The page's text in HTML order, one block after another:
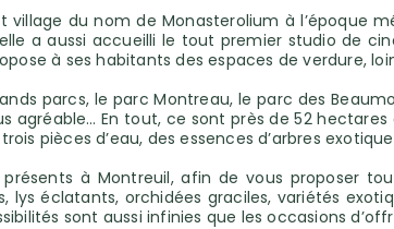
du nom de Monasterolium à l’époque
a aussi accueilli le tout premier studio de
à ses habitants des espaces de verdure,
parcs, le parc Montreau, le parc des
agréable… En tout, ce sont près de 52
pièces d’eau, des essences d’arbres
présents à Montreuil, afin de vous proposer
lys éclatants, orchidées graciles, variétés
sont aussi infinies que les occasions